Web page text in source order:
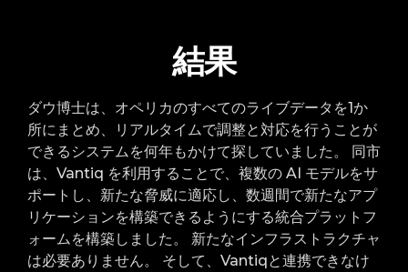
結果
ダウ博士は、オペリカのすべてのライブデータを1か
所にまとめ、リアルタイムで調整と対応を行うことが
できるシステムを何年もかけて探していました。 同市
は、Vantiq を利用することで、複数の AI モデルをサ
ポートし、新たな脅威に適応し、数週間で新たなアプ
リケーションを構築できるようにする統合プラットフ
ォームを構築しました。 新たなインフラストラクチャ
は必要ありません。 そして、Vantiqと連携できなけ